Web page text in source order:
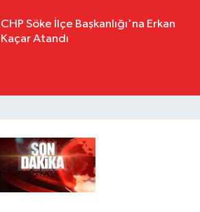
CHP Söke İlçe Başkanlığı'na Erkan
Kaçar Atandı